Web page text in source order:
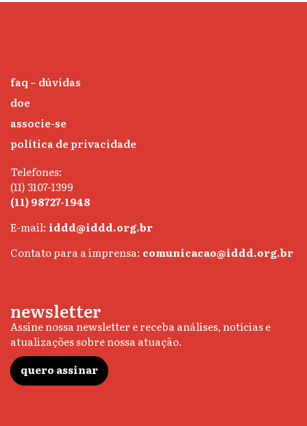
faq – dúvidas
doe
associe-se
política de privacidade
Telefones:
(11) 3107-1399
(11) 98727-1948
E-mail: iddd@iddd.org.br
Contato para a imprensa: comunicacao@iddd.org.br
newsletter
Assine nossa newsletter e receba análises, notícias e
atualizações sobre nossa atuação.
quero assinar